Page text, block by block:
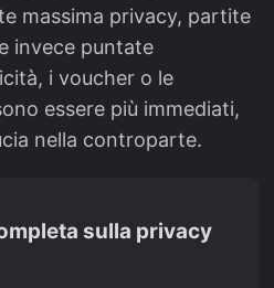
massima privacy, partite
invece puntate
i voucher o le
essere più immediati,
nella controparte.
sulla privacy